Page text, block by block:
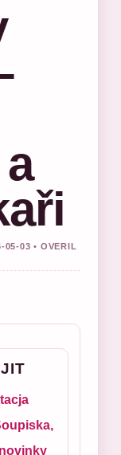
05-03 • OVERIL